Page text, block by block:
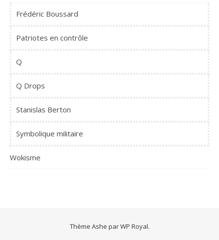
Frédéric Boussard
Patriotes en contrôle
Q
Q Drops
Stanislas Berton
Symbolique militaire
Wokisme
Thème Ashe parWP Royal.